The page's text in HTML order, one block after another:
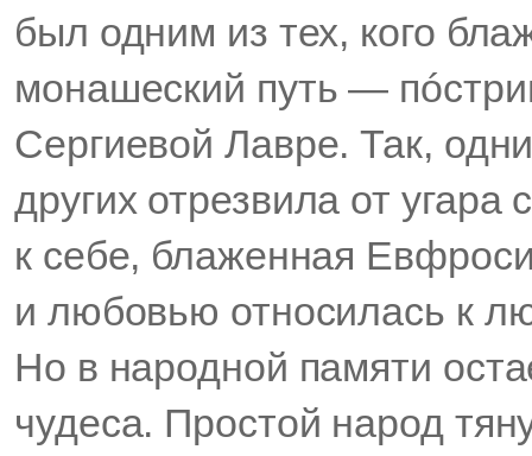
был одним из тех, кого
монашеский путь —
Сергиевой Лавре. Так,
других отрезвила от угара
к себе, блаженная
и любовью относилась к
Но в народной памяти
чудеса. Простой народ